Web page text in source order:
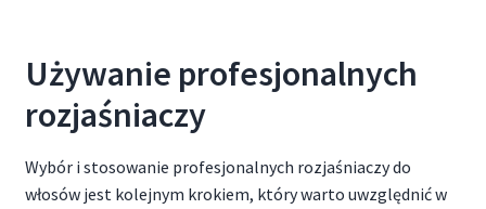
Używanie profesjonalnych
rozjaśniaczy
Wybór i stosowanie profesjonalnych rozjaśniaczy do
włosów jest kolejnym krokiem, który warto uwzględnić w